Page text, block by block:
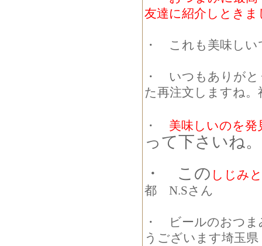
友達に紹介しときま
・ これも美味しい
・ いつもありがと
た再注文しますね
・ 美味しいのを発
って下さいね
・ この しじみ
都 N.Sさん
・ ビールのおつま
うございます埼玉